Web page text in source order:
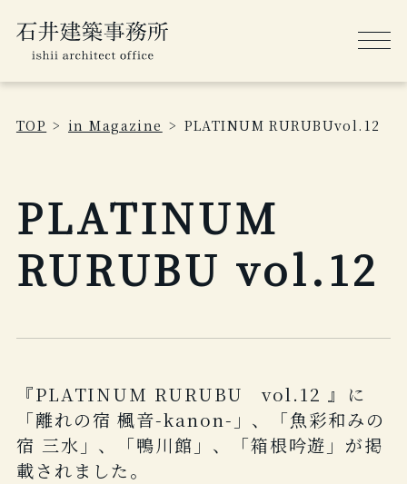
TOP in Magazine PLATINUM RURUBUvol.12
PLATINUM
RURUBU vol.12
『PLATINUM RURUBU vol.12 』に
「離れの宿 楓音-kanon-」、「魚彩和みの
宿 三水」、「鴨川館」、「箱根吟遊」が掲
載されました。